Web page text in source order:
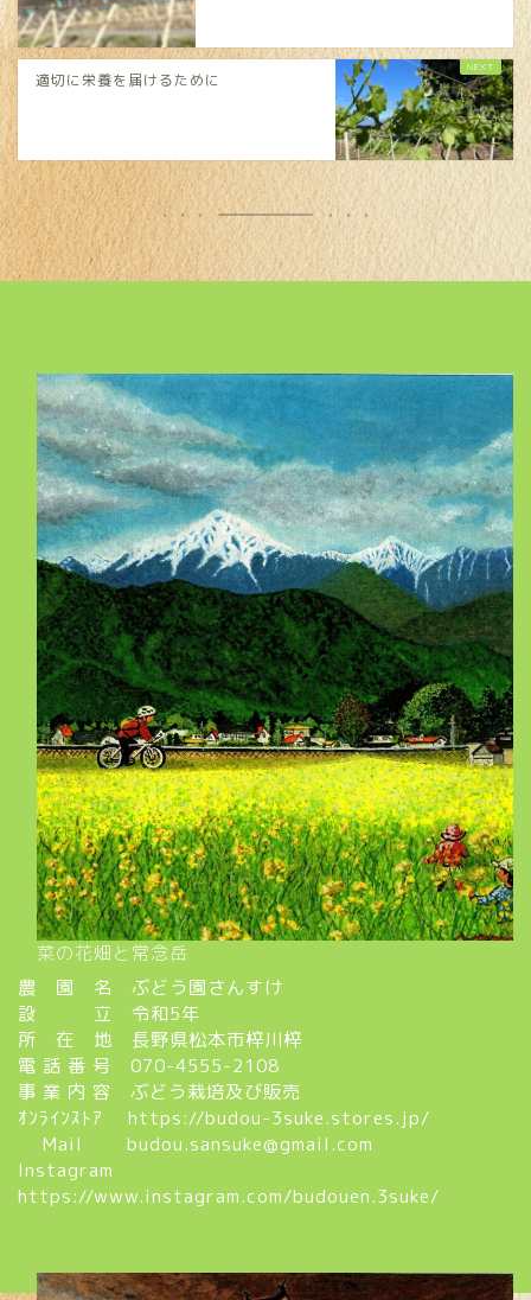
適切に栄養を届けるために
菜の花畑と常念岳
農 園 名 ぶどう園さんすけ
設 立 令和5年
所 在 地 長野県松本市梓川梓
電 話 番 号 070-4555-2108
事 業 内 容 ぶどう栽培及び販売
ｵﾝﾗｲﾝｽﾄｱ https://budou-3suke.stores.jp/
Mail budou.sansuke@gmail.com
Instagram
https://www.instagram.com/budouen.3suke/